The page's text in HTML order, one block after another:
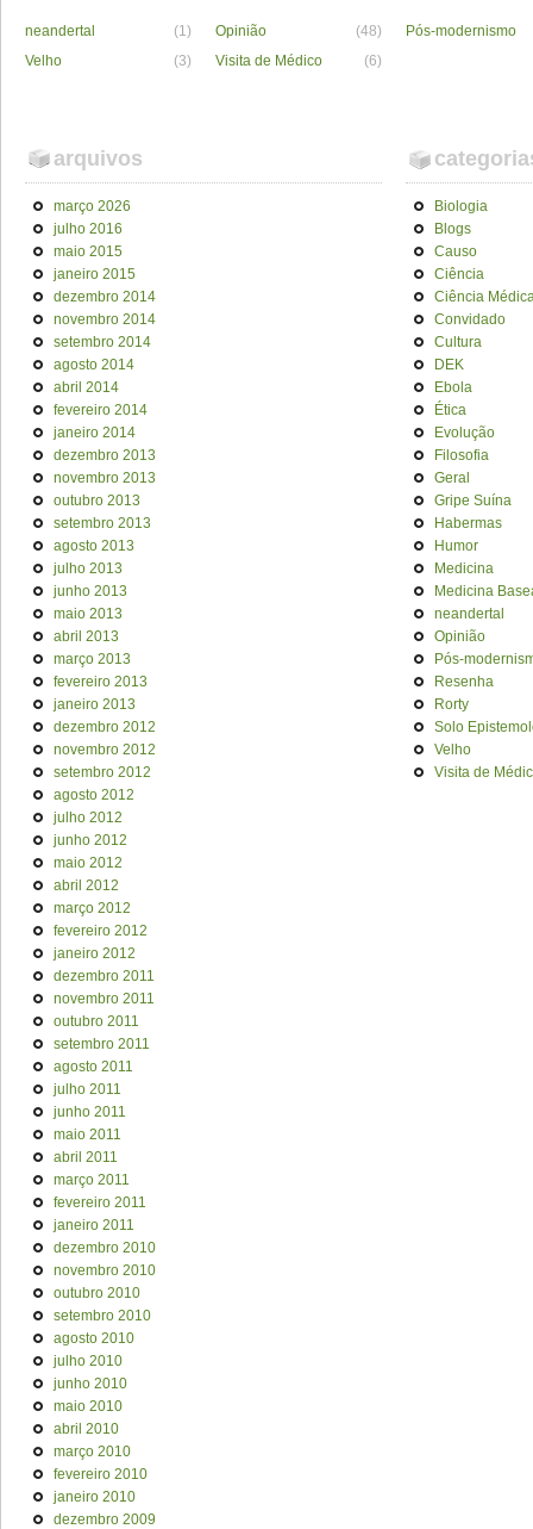
neandertal (1) Opinião (48)
Pós-modernismo
Velho
(3) Visita de Médico (6)
arquivos
março 2026
julho 2016
maio 2015
janeiro 2015
dezembro 2014
novembro 2014
setembro 2014
agosto 2014
abril 2014
fevereiro 2014
janeiro 2014
dezembro 2013
novembro 2013
outubro 2013
setembro 2013
agosto 2013
julho 2013
junho 2013
maio 2013
abril 2013
março 2013
fevereiro 2013
janeiro 2013
dezembro 2012
novembro 2012
setembro 2012
agosto 2012
julho 2012
junho 2012
maio 2012
abril 2012
março 2012
fevereiro 2012
janeiro 2012
dezembro 2011
novembro 2011
outubro 2011
setembro 2011
agosto 2011
julho 2011
junho 2011
maio 2011
abril 2011
março 2011
fevereiro 2011
janeiro 2011
dezembro 2010
novembro 2010
outubro 2010
setembro 2010
agosto 2010
julho 2010
junho 2010
maio 2010
abril 2010
março 2010
fevereiro 2010
janeiro 2010
dezembro 2009
Biologia
Blogs
Causo
Ciência
Ciência
Convidado
Cultura
DEK
Ebola
Ética
Evolução
Filosofia
Geral
Gripe Suína
Habermas
Humor
Medicina
Medicina
neandertal
Opinião
Pós-
Resenha
Rorty
Solo
Velho
Visita de